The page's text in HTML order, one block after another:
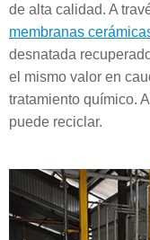
de alta calidad. A
membranas
desnatada
el mismo valor en
tratamiento químico.
puede reciclar.